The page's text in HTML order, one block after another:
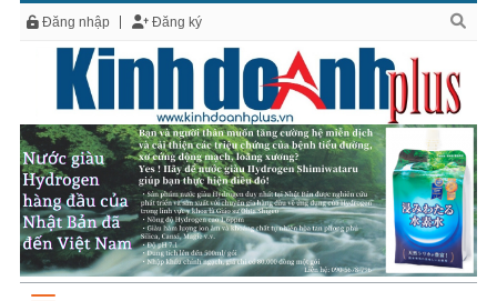
Đăng nhập Đăng ký